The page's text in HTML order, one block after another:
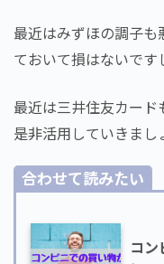
最近はみずほの調子
ておいて損はないです
最近は三井住友カード
是非活用していきまし
合わせて読みたい
コ